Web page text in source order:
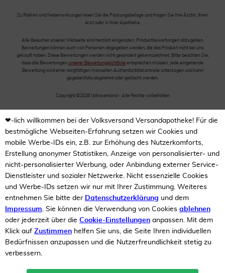
Zu Risiken und Nebenwirkungen lesen Sie die Packungsbeilage und fragen Sie Ihre Ärztin, Ihren
Arzt oder in Ihrer Apotheke.
Alle Besucher unserer Webseite sind herzlich eingeladen, Produktbewertungen abzugeben.
Bewertungen können auch von Personen abgegeben werden, die das Produkt nicht bei uns
gekauft haben. Diese Bewertungen werden nicht gesondert gekennzeichnet. Bitte beachten Sie,
dass alle Bewertungen unserer Bewertungsrichtlinie entsprechen müssen. Jede eingehende
Bewertung wird einer sorgfältigen manuellen Authentizitätskontrolle unterzogen und kann
gegebenfalls abgelehnt oder gelöscht werden.
Copyright ©2026 Volksversand - Alle Rechte vorbehalten
❤-lich willkommen bei der Volksversand Versandapotheke! Für die
bestmögliche Webseiten-Erfahrung setzen wir Cookies und
mobile Werbe-IDs ein, z.B. zur Erhöhung des Nutzerkomforts,
Erstellung anonymer Statistiken, Anzeige von personalisierter- und
nicht-personalisierter Werbung, oder Anbindung externer Service-
Dienstleister und sozialer Netzwerke. Nicht essenzielle Cookies
und Werbe-IDs setzen wir nur mit Ihrer Zustimmung. Weiteres
entnehmen Sie bitte der Datenschutzerklärung und dem
Impressum. Sie können die Verwendung von Cookies ablehnen
oder jederzeit über die Cookie-Einstellungen anpassen. Mit dem
Klick auf Zustimmen helfen Sie uns, die Seite Ihren individuellen
Bedürfnissen anzupassen und die Nutzerfreundlichkeit stetig zu
verbessern.